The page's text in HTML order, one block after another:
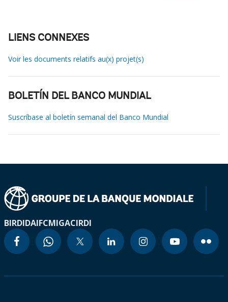
LIENS CONNEXES
Voir les documents relatifs au(x) projet(s)
BOLETÍN DEL BANCO MUNDIAL
Suscríbase al boletín semanal del Banco Mundial
BIRDIDAIFCMIGACIRDI